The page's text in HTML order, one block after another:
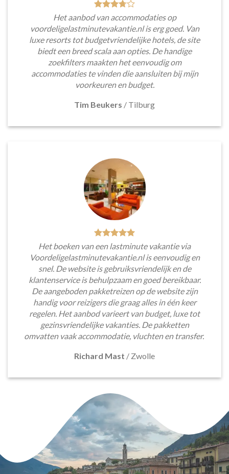
Het aanbod van accommodaties op
voordeligelastminutevakantie.nl is erg goed. Van
luxe resorts tot budgetvriendelijke hotels, de site
biedt een breed scala aan opties. De handige
zoekfilters maakten het eenvoudig om
accommodaties te vinden die aansluiten bij mijn
voorkeuren en budget.
Tim Beukers / Tilburg
Het boeken van een lastminute vakantie via
Voordeligelastminutevakantie.nl is eenvoudig en
snel. De website is gebruiksvriendelijk en de
klantenservice is behulpzaam en goed bereikbaar.
De aangeboden pakketreizen op de website zijn
handig voor reizigers die graag alles in één keer
regelen. Het aanbod varieert van budget, luxe tot
gezinsvriendelijke vakanties. De pakketten
omvatten vaak accommodatie, vluchten en transfer.
Richard Mast / Zwolle